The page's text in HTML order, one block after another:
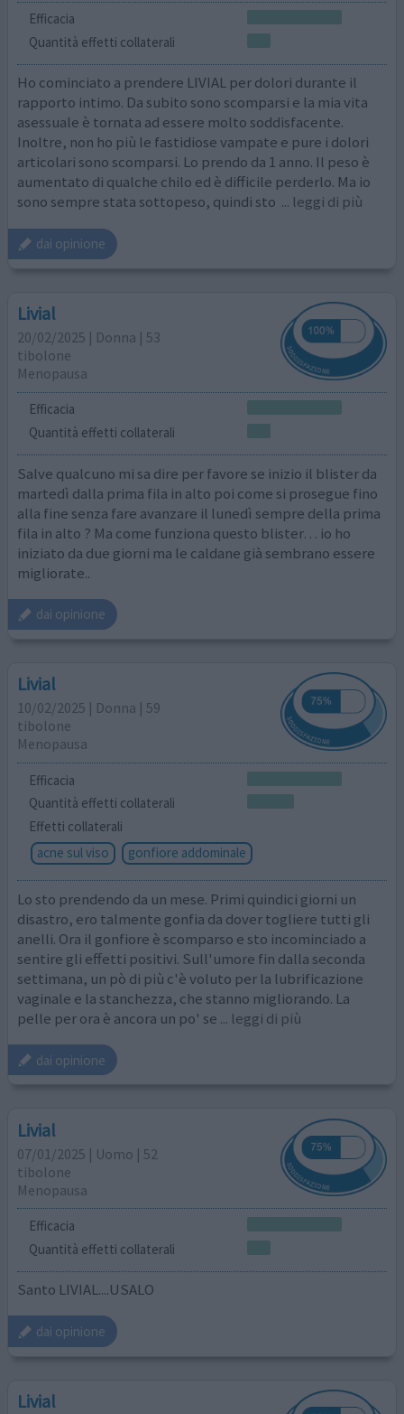
Efficacia
Quantità effetti collaterali
Ho cominciato a prendere LIVIAL per dolori durante il
rapporto intimo. Da subito sono scomparsi e la mia vita
asessuale è tornata ad essere molto soddisfacente.
Inoltre, non ho più le fastidiose vampate e pure i dolori
articolari sono scomparsi. Lo prendo da 1 anno. Il peso è
aumentato di qualche chilo ed è difficile perderlo. Ma io
sono sempre stata sottopeso, quindi sto ... leggi di più
dai opinione
Livial
20/02/2025 | Donna | 53
tibolone
Menopausa
Efficacia
Quantità effetti collaterali
Salve qualcuno mi sa dire per favore se inizio il blister da
martedì dalla prima fila in alto poi come si prosegue fino
alla fine senza fare avanzare il lunedì sempre della prima
fila in alto ? Ma come funziona questo blister… io ho
iniziato da due giorni ma le caldane già sembrano essere
migliorate..
dai opinione
Livial
10/02/2025 | Donna | 59
tibolone
Menopausa
Efficacia
Quantità effetti collaterali
Effetti collaterali
acne sul viso
gonfiore addominale
Lo sto prendendo da un mese. Primi quindici giorni un
disastro, ero talmente gonfia da dover togliere tutti gli
anelli. Ora il gonfiore è scomparso e sto incominciado a
sentire gli effetti positivi. Sull'umore fin dalla seconda
settimana, un pò di più c'è voluto per la lubrificazione
vaginale e la stanchezza, che stanno migliorando. La
pelle per ora è ancora un po' se ... leggi di più
dai opinione
Livial
07/01/2025 | Uomo | 52
tibolone
Menopausa
Efficacia
Quantità effetti collaterali
Santo LIVIAL....USALO
dai opinione
Livial